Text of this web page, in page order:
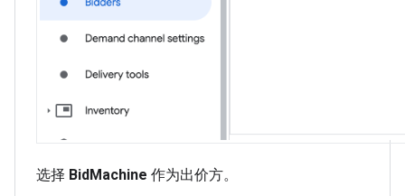
选择 BidMachine 作为出价方。